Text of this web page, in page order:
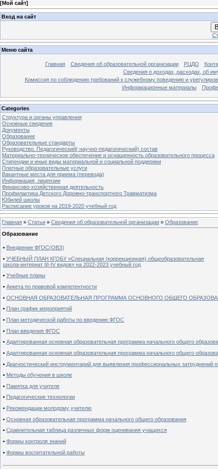
[Мой сайт]
Вход на сайт
Меню сайта
Главная Сведения об образовательной организации РЦДО
Сведения о доходах, расходах, об
Комиссия по соблюдению требований к служебному поведению и
Информационные материалы
Categories
Структура и органы управления
Основные сведения
Документы
Образование
Образовательные стандарты
Руководство. Педагогический( научно-педагогический) состав
Материально-техническое обеспечение и оснащенность образовательного процесса
Стипендии и иные виды материальной и социальной поддержки
Платные образовательные услуги
Вакантные места для приема (перевода)
Информация, лицензии
Финансово-хозяйственная деятельность
Профилактика Детского Дорожно-транспортного Травматизма
Юбилей школы
Расписание уроков на 2019-2020 учебный год
Главная » Статьи » Сведения об образовательной организации » Образование
Образование
• Внедрение ФГОС(ОВЗ)
• УЧЕБНЫЙ ПЛАН КГОБУ «Специальная (коррекционная) общеобразовательная
школа-интернат III-IV видов» на 2022-2023 учебный год
• Учебные планы
• Анкета по правовой компетентности
• ОСНОВНАЯ ОБРАЗОВАТЕЛЬНАЯ ПРОГРАММА ОСНОВНОГО ОБЩЕГО
• План график мероприятий
• План методической работы по введению ФГОС
• План введения ФГОС
• Адаптированная основная образовательная программа начального общего
• Адаптированная основная образовательная программа начального общего
• Диагностический инструментарий для выявления профессиональных
• Методы обучения в школе
• Памятка для учителя
• Педагогические технологии
• Рекомендации молодому учителю
• Основная образовательная программа начального общего образования
• Сравнительная таблица различных форм оценивания учащихся
• Формы контроля знаний
• Формы воспитательной работы